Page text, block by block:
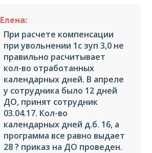
Елена:
При расчете компенсации
при увольнении 1с зуп 3,0 не
правильно расчитывает
кол-во отработанных
календарных дней. В апреле
у сотрудника было 12 дней
ДО, принят сотрудник
03.04.17. Кол-во
календарных дней д.б. 16, а
программа все равно выдает
28 ? приказ на ДО проведен.